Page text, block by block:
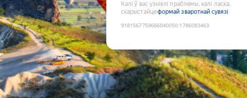
Калі ў вас узніклі праблемы, калі ласка,
скарыстайцеформай зваротнай сувязі
9181567759666840050:1786083463